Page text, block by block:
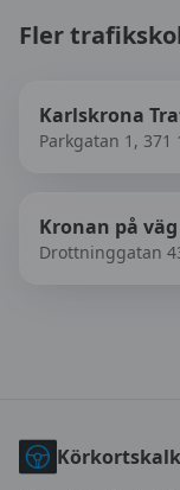
Fler
Karlskrona
Parkgatan 1, 371
Kronan på väg
Drottninggatan